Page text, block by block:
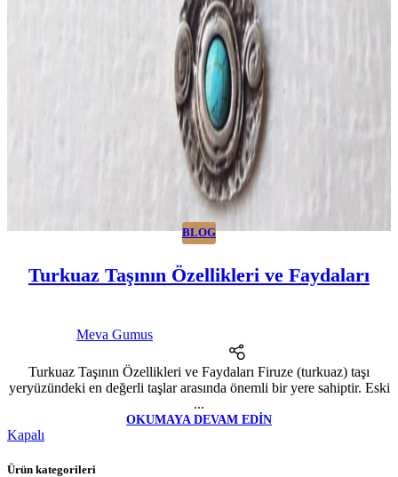
BLOG
Turkuaz Taşının Özellikleri ve Faydaları
Meva Gumus
Turkuaz Taşının Özellikleri ve Faydaları Firuze (turkuaz) taşı
yeryüzündeki en değerli taşlar arasında önemli bir yere sahiptir. Eski
...
OKUMAYA DEVAM EDIN
Kapalı
Ürün kategorileri